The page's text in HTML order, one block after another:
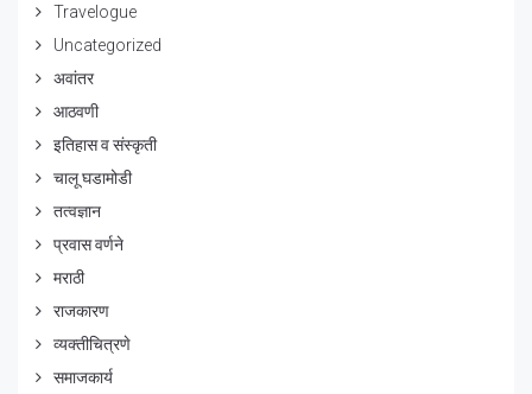
Travelogue
Uncategorized
अवांतर
आठवणी
इतिहास व संस्कृती
चालू घडामोडी
तत्वज्ञान
प्रवास वर्णने
मराठी
राजकारण
व्यक्तीचित्रणे
समाजकार्य